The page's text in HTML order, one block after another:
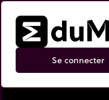
Se connecter